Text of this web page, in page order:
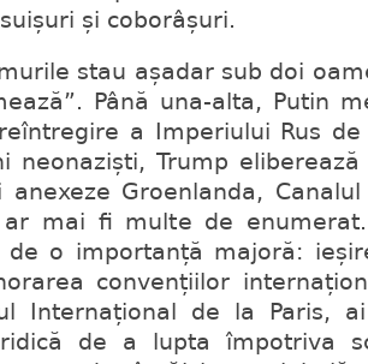
și coborâșuri.
stau așadar sub doi
Până una-alta, Putin
a Imperiului Rus
neonaziști, Trump
anexeze Groenlanda,
ar mai fi multe de
de o importanță majoră:
convențiilor
Internațional de la Paris,
de a lupta împotriva